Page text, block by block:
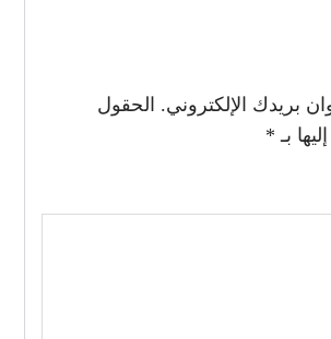
بريدك الإلكتروني. الحقول
بـ *